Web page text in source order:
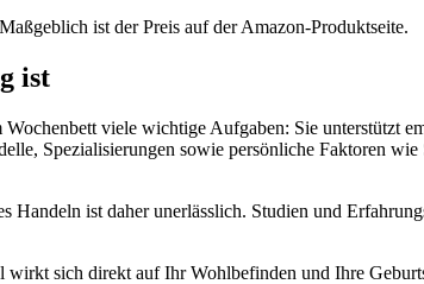
ist der Preis auf der Amazon-Produktseite.
ist
viele wichtige Aufgaben: Sie unterstützt
Spezialisierungen sowie persönliche Faktoren
ist daher unerlässlich. Studien und
sich direkt auf Ihr Wohlbefinden und Ihre